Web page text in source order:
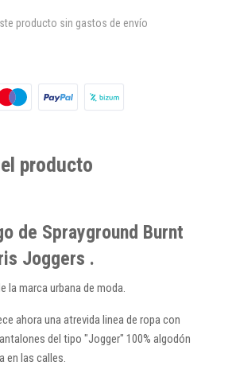
producto sin gastos de envío
producto
de Sprayground Burnt
Joggers .
la marca urbana de moda.
ahora una atrevida linea de ropa con
del tipo "Jogger" 100% algodón
en las calles.